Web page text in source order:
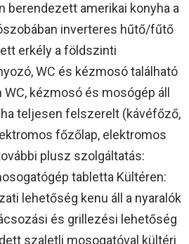
berendezett amerikai konyha a
inverteres hűtő/fűtő
erkély a földszinti
WC és kézmosó található
kézmosó és mosógép áll
teljesen felszerelt (kávéfőző,
főzőlap, elektromos
plusz szolgáltatás:
tabletta Kültéren:
lehetőség kenu áll a nyaralók
és grillezési lehetőség
szaletli mosogatóval kültéri